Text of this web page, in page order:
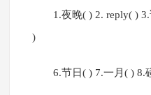
1.夜晚( ) 2. reply( )
)
6.节日( ) 7.一月( ) 8.